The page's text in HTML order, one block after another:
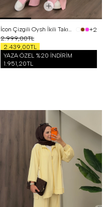
İcon Çizgili Oysh İkili Takım Pembe
+2
2.999,00TL
2.439,00TL
YAZA ÖZEL %20 İNDİRİM
1.951,20TL